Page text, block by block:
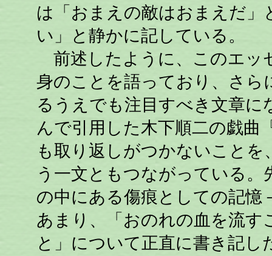
は「おまえの敵はおまえだ
い」と静かに記している。
前述したように、このエッ
身のことを語っており、さら
るうえでも注目すべき文章に
んで引用した木下順二の戯曲
も取り返しがつかないこと
う一文ともつながっている
の中にある傷痕としての記憶
あまり、「おのれの血を流す
と」について正直に書き記